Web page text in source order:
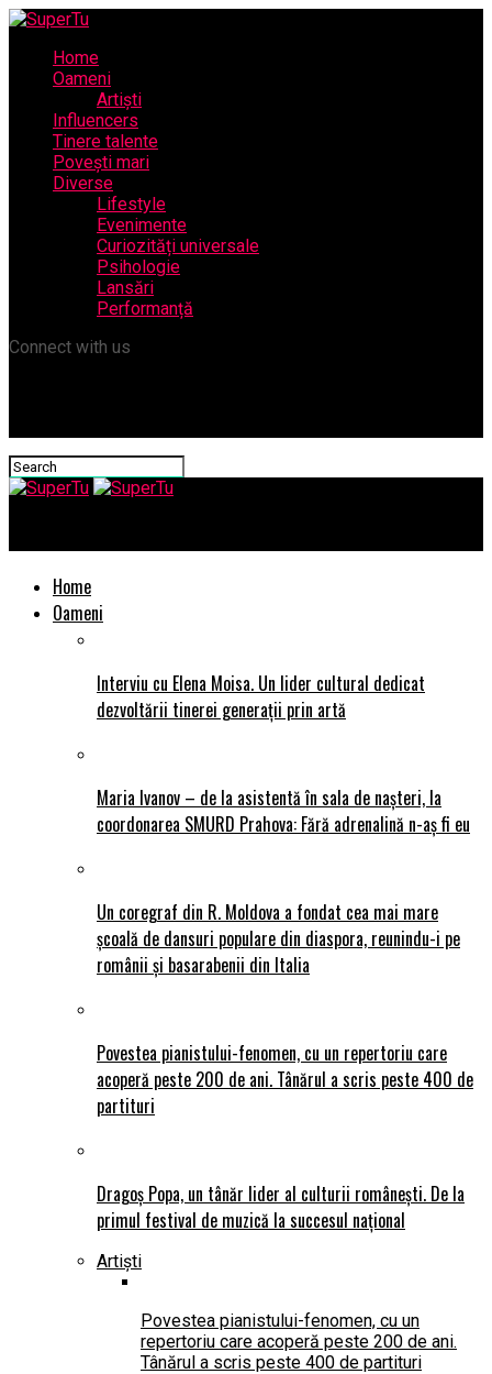
Home
Oameni
Artiști
Influencers
Tinere talente
Povești mari
Diverse
Lifestyle
Evenimente
Curiozități universale
Psihologie
Lansări
Performanță
Connect with us
Home
Oameni
Interviu cu Elena Moisa. Un lider cultural dedicat
dezvoltării tinerei generații prin artă
Maria Ivanov – de la asistentă în sala de nașteri, la
coordonarea SMURD Prahova: Fără adrenalină n-aș fi eu
Un coregraf din R. Moldova a fondat cea mai mare
școală de dansuri populare din diaspora, reunindu-i pe
românii și basarabenii din Italia
Povestea pianistului-fenomen, cu un repertoriu care
acoperă peste 200 de ani. Tânărul a scris peste 400 de
partituri
Dragoș Popa, un tânăr lider al culturii românești. De la
primul festival de muzică la succesul național
Artiști
Povestea pianistului-fenomen, cu un
repertoriu care acoperă peste 200 de ani.
Tânărul a scris peste 400 de partituri